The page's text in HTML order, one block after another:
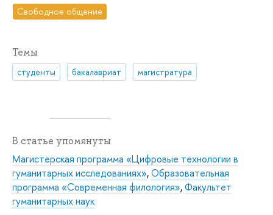
Свободное общение
Темы
студенты бакалавриат магистратура
В статье упомянуты
Магистерская программа «Цифровые технологии в
гуманитарных исследованиях»,Образовательная
программа «Современная филология»,Факультет
гуманитарных наук